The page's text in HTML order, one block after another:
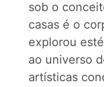
sob o
casas é o
explorou
ao universo
artísticas